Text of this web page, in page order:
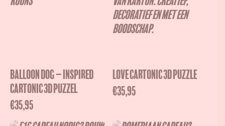
BALLOON DOG – inspired
Cartonic 3D Puzzel
€35,95
LOVE Cartonic 3D Puzzle
€35,95